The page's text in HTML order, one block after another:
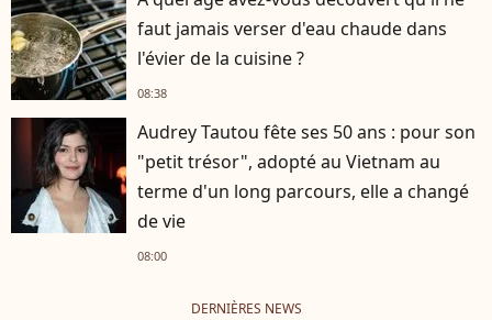
faut jamais verser d'eau chaude dans
l'évier de la cuisine ?
08:38
Audrey Tautou fête ses 50 ans : pour son
"petit trésor", adopté au Vietnam au
terme d'un long parcours, elle a changé
de vie
08:00
DERNIÈRES NEWS